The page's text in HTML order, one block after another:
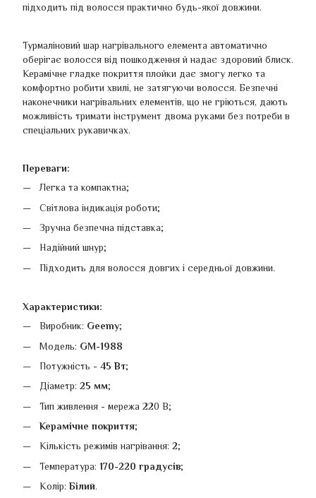
підходить під волосся практично будь-якої довжини.
Турмаліновий шар нагрівального елемента автоматично
оберігає волосся від пошкодження й надає здоровий блиск.
Керамічне гладке покриття плойки дає змогу легко та
комфортно робити хвилі, не затягуючи волосся. Безпечні
наконечники нагрівальних елементів, що не гріються, дають
можливість тримати інструмент двома руками без потреби в
спеціальних рукавичках.
Переваги:
Легка та компактна;
Світлова індикація роботи;
Зручна безпечна підставка;
Надійний шнур;
Підходить для волосся довгих і середньої довжини.
Характеристики:
Виробник: Geemy;
Модель: GM-1988
Потужність - 45 Вт;
Діаметр: 25 мм;
Тип живлення - мережа 220 В;
Керамічне покриття;
Кількість режимів нагрівання: 2;
Температура: 170-220 градусів;
Колір: Білий.